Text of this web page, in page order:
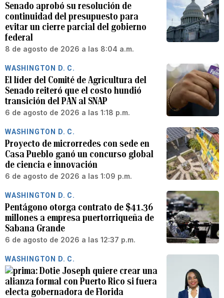
Senado aprobó su resolución de
continuidad del presupuesto para
evitar un cierre parcial del gobierno
federal
8 de agosto de 2026 a las 8:04 a.m.
WASHINGTON D. C.
El líder del Comité de Agricultura del
Senado reiteró que el costo hundió
transición del PAN al SNAP
6 de agosto de 2026 a las 1:18 p.m.
WASHINGTON D. C.
Proyecto de microrredes con sede en
Casa Pueblo ganó un concurso global
de ciencia e innovación
6 de agosto de 2026 a las 1:09 p.m.
WASHINGTON D. C.
Pentágono otorga contrato de $41.36
millones a empresa puertorriqueña de
Sabana Grande
6 de agosto de 2026 a las 12:37 p.m.
WASHINGTON D. C.
Dotie Joseph quiere crear una
alianza formal con Puerto Rico si fuera
electa gobernadora de Florida